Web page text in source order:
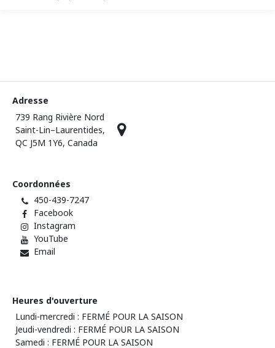
Adresse
739 Rang Rivière Nord
Saint-Lin–Laurentides,
QC J5M 1Y6, Canada
Coordonnées
450-439-7247
Facebook
Instagram
YouTube
Email
Heures d'ouverture
Lundi-mercredi : FERMÉ POUR LA SAISON
Jeudi-vendredi : FERMÉ POUR LA SAISON
Samedi : FERMÉ POUR LA SAISON